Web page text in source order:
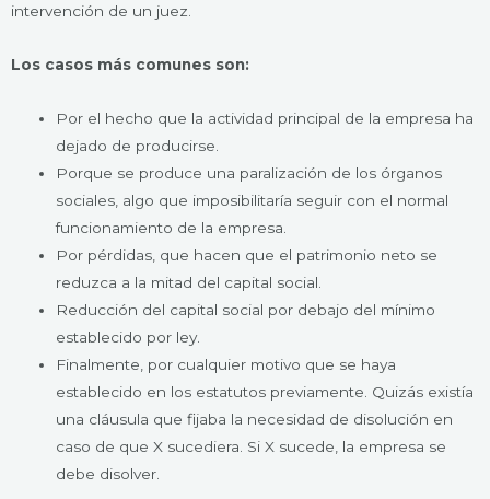
intervención de un juez.
Los casos más comunes son:
Por el hecho que la actividad principal de la empresa ha
dejado de producirse.
Porque se produce una paralización de los órganos
sociales, algo que imposibilitaría seguir con el normal
funcionamiento de la empresa.
Por pérdidas, que hacen que el patrimonio neto se
reduzca a la mitad del capital social.
Reducción del capital social por debajo del mínimo
establecido por ley.
Finalmente, por cualquier motivo que se haya
establecido en los estatutos previamente. Quizás existía
una cláusula que fijaba la necesidad de disolución en
caso de que X sucediera. Si X sucede, la empresa se
debe disolver.